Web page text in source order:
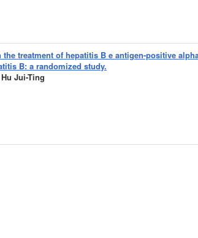
treatment of hepatitis B e antigen-positive
B: a randomized study.
Jui-Ting